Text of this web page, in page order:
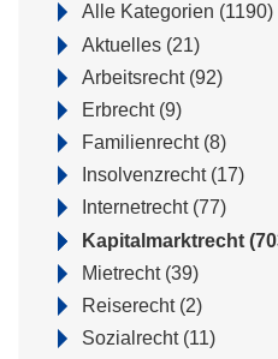
Alle Kategorien (1190)
Aktuelles (21)
Arbeitsrecht (92)
Erbrecht (9)
Familienrecht (8)
Insolvenzrecht (17)
Internetrecht (77)
Kapitalmarktrecht
Mietrecht (39)
Reiserecht (2)
Sozialrecht (11)